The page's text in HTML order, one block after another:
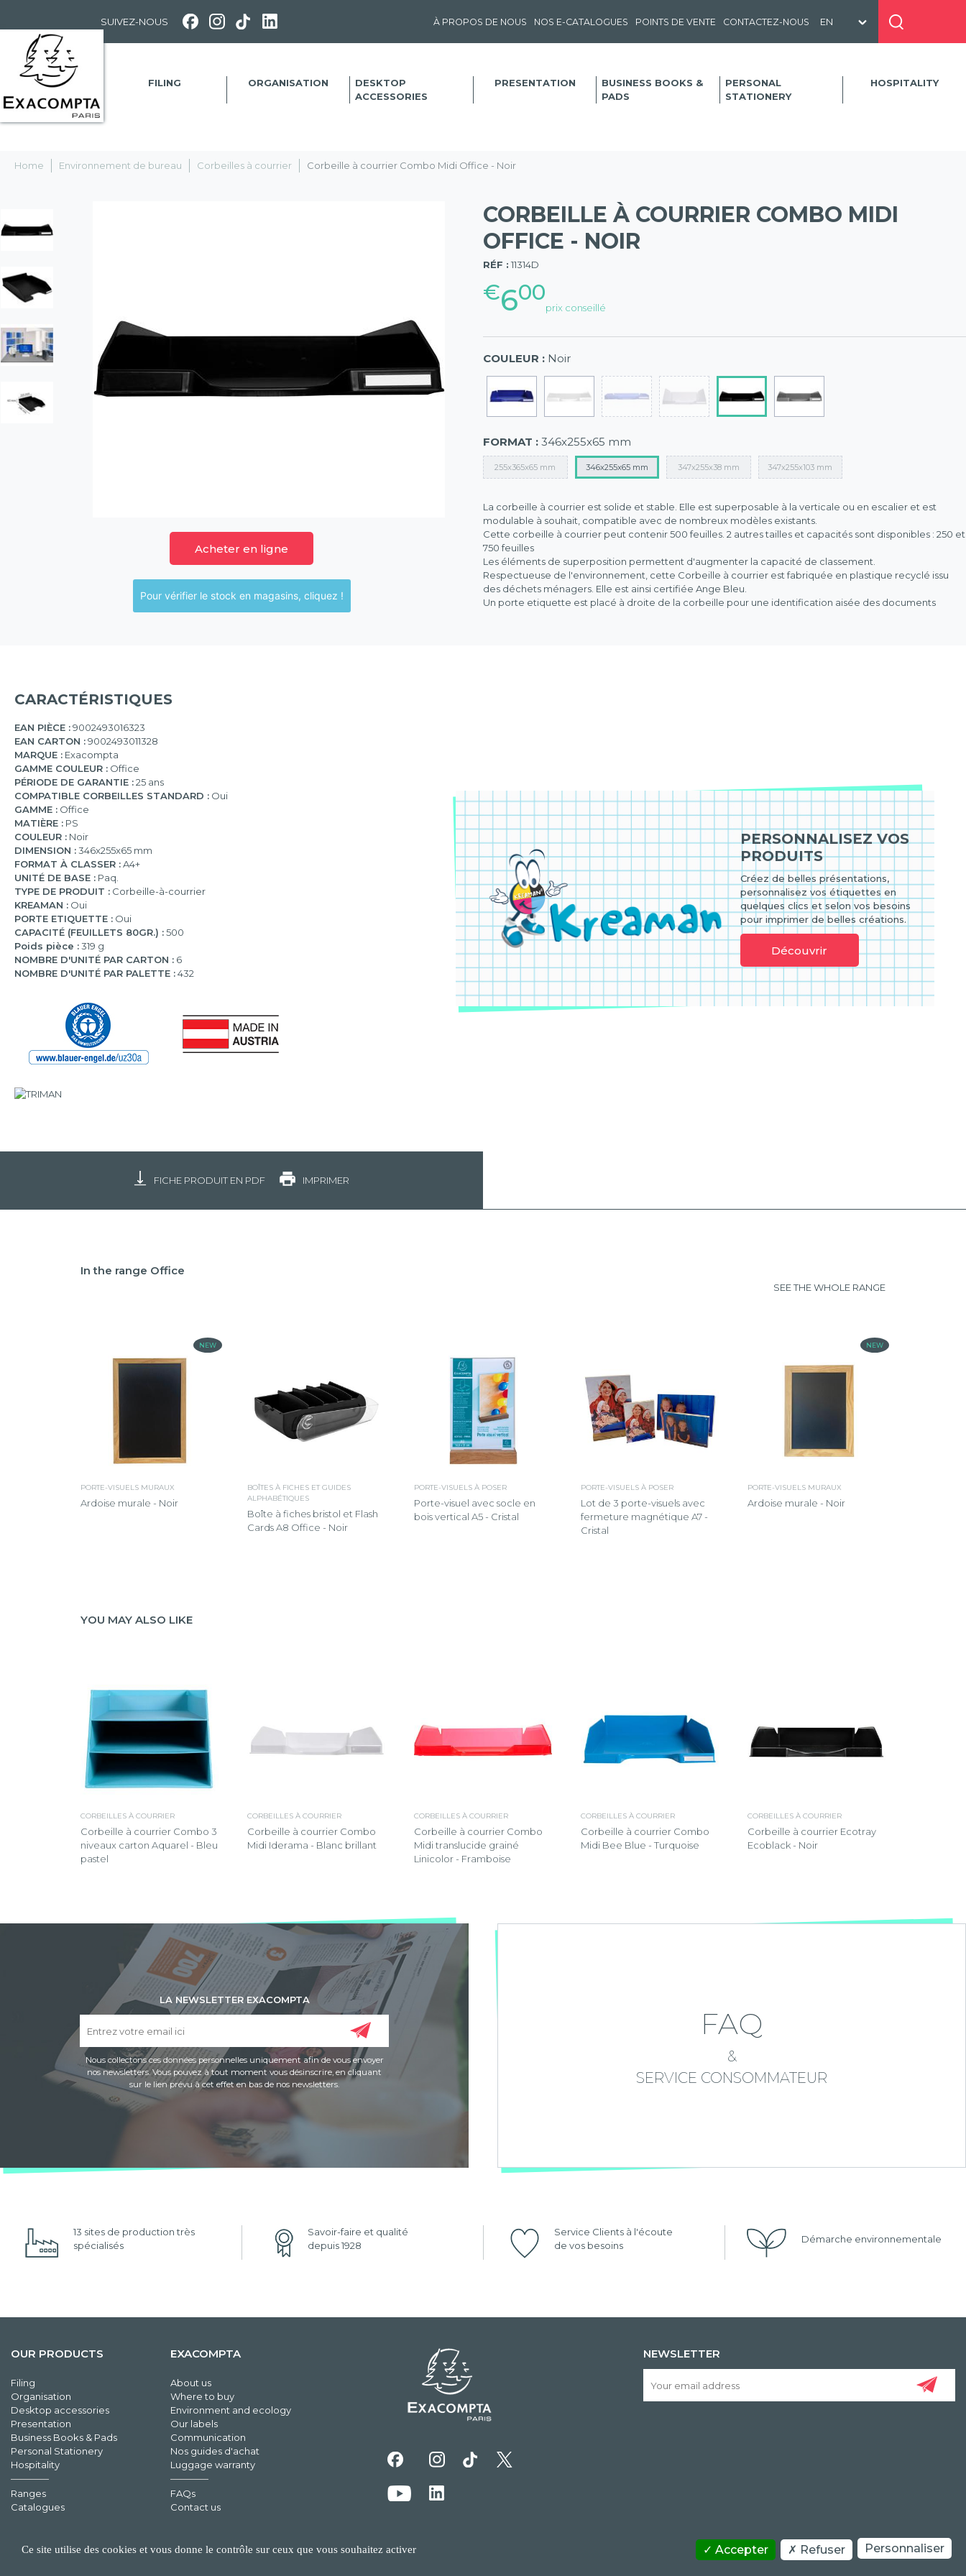
SUIVEZ-NOUS À PROPOS DE NOUS NOS E-CATALOGUES POINTS DE VENTE CONTACTEZ-NOUS
FILING ORGANISATION
DESKTOP
ACCESSORIES
PRESENTATION
BUSINESS BOOKS &
PADS
PERSONAL
STATIONERY
HOSPITALITY
Home Environnement de bureau Corbeilles à courrier Corbeille à courrier Combo Midi Office - Noir
Acheter en ligne
Pour vérifier le stock en magasins, cliquez !
CORBEILLE À COURRIER COMBO MIDI
OFFICE - NOIR
RÉF : 11314D
€600
prix conseillé
(57)
COULEUR : Noir
FORMAT : 346x255x65 mm
255x365x65 mm 346x255x65 mm 347x255x38 mm 347x255x103 mm
La corbeille à courrier est solide et stable. Elle est superposable à la verticale ou en escalier et est
modulable à souhait, compatible avec de nombreux modèles existants.
Cette corbeille à courrier peut contenir 500 feuilles. 2 autres tailles et capacités sont disponibles : 250 et
750 feuilles
Les éléments de superposition permettent d'augmenter la capacité de classement.
Respectueuse de l'environnement, cette Corbeille à courrier est fabriquée en plastique recyclé issu
des déchets ménagers. Elle est ainsi certifiée Ange Bleu.
Un porte etiquette est placé à droite de la corbeille pour une identification aisée des documents
CARACTÉRISTIQUES
EAN PIÈCE :9002493016323
EAN CARTON :9002493011328
MARQUE : Exacompta
GAMME COULEUR : Office
PÉRIODE DE GARANTIE :25 ans
COMPATIBLE CORBEILLES STANDARD : Oui
GAMME : Office
MATIÈRE : PS
COULEUR : Noir
DIMENSION :346x255x65 mm
FORMAT À CLASSER :A4+
UNITÉ DE BASE : Paq.
TYPE DE PRODUIT : Corbeille-à-courrier
KREAMAN : Oui
PORTE ETIQUETTE : Oui
CAPACITÉ (FEUILLETS 80GR.) :500
Poids pièce :319 g
NOMBRE D'UNITÉ PAR CARTON : 6
NOMBRE D'UNITÉ PAR PALETTE :432
PERSONNALISEZ VOS
PRODUITS
Créez de belles présentations,
personnalisez vos étiquettes en
quelques clics et selon vos besoins
pour imprimer de belles créations.
Découvrir
FICHE PRODUIT EN PDF IMPRIMER
In the range Office
SEE THE WHOLE RANGE
NEW
PORTE-VISUELS MURAUX
Ardoise murale - Noir
BOÎTES À FICHES ET GUIDES
ALPHABÉTIQUES
Boîte à fiches bristol et Flash
Cards A8 Office - Noir
PORTE-VISUELS À POSER
Porte-visuel avec socle en
bois vertical A5 - Cristal
PORTE-VISUELS À POSER
Lot de 3 porte-visuels avec
fermeture magnétique A7 -
Cristal
NEW
PORTE-VISUELS MURAUX
Ardoise murale - Noir
YOU MAY ALSO LIKE
CORBEILLES À COURRIER
Corbeille à courrier Combo 3
niveaux carton Aquarel - Bleu
pastel
CORBEILLES À COURRIER
Corbeille à courrier Combo
Midi Iderama - Blanc brillant
CORBEILLES À COURRIER
Corbeille à courrier Combo
Midi translucide grainé
Linicolor - Framboise
CORBEILLES À COURRIER
Corbeille à courrier Combo
Midi Bee Blue - Turquoise
CORBEILLES À COURRIER
Corbeille à courrier Ecotray
Ecoblack - Noir
LA NEWSLETTER EXACOMPTA
Nous collectons ces données personnelles uniquement afin de vous envoyer
nos newsletters. Vous pouvez à tout moment vous désinscrire, en cliquant
sur le lien prévu à cet effet en bas de nos newsletters.
FAQ
&
SERVICE CONSOMMATEUR
13 sites de production très
spécialisés
Savoir-faire et qualité
depuis 1928
Service Clients à l'écoute
de vos besoins
Démarche environnementale
OUR PRODUCTS
Filing
Organisation
Desktop accessories
Presentation
Business Books & Pads
Personal Stationery
Hospitality
Ranges
Catalogues
EXACOMPTA
About us
Where to buy
Environment and ecology
Our labels
Communication
Nos guides d'achat
Luggage warranty
FAQs
Contact us
NEWSLETTER
Ce site utilise des cookies et vous donne le contrôle sur ceux que vous souhaitez activer Accepter Refuser Personnaliser